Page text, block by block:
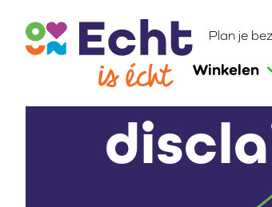
Plan je
Winkelen